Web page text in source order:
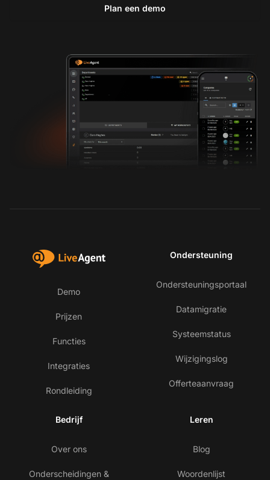
Plan een demo
Demo
Prijzen
Functies
Integraties
Rondleiding
Ondersteuning
Ondersteuningsportaal
Datamigratie
Systeemstatus
Wijzigingslog
Offerteaanvraag
Bedrijf
Over ons
Onderscheidingen &
Leren
Blog
Woordenlijst